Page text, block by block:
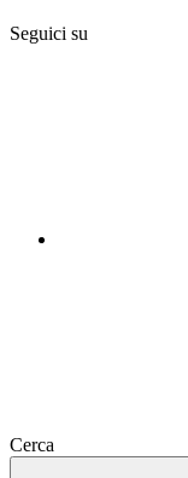
Seguici su
Cerca